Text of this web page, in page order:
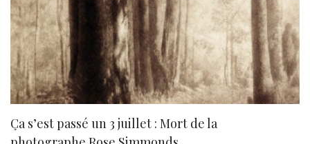
Ça s’est passé un 3 juillet : Mort de la